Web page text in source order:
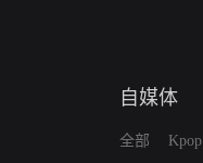
自媒体
全部
Kpop